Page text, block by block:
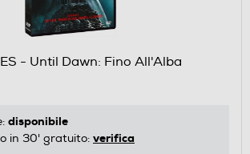
- Until Dawn: Fino All'Alba
disponibile
in 30' gratuito: verifica